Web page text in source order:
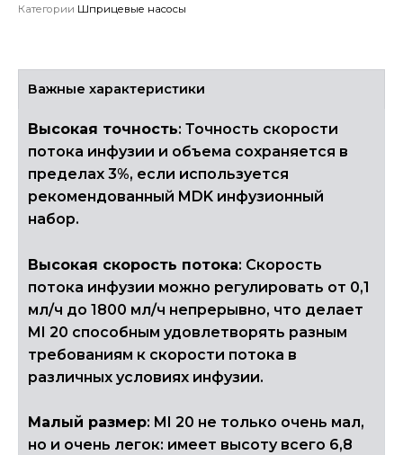
Категории Шприцевые насосы
Важные характеристики
Высокая точность: Точность скорости
потока инфузии и объема сохраняется в
пределах 3%, если используется
рекомендованный MDK инфузионный
набор.
Высокая скорость потока: Скорость
потока инфузии можно регулировать от 0,1
мл/ч до 1800 мл/ч непрерывно, что делает
MI 20 способным удовлетворять разным
требованиям к скорости потока в
различных условиях инфузии.
Малый размер: MI 20 не только очень мал,
но и очень легок: имеет высоту всего 6,8